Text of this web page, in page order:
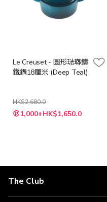
Le Creuset - 圓形琺瑯鑄
鐵鍋18厘米 (Deep Teal)
HK$2,680.0
特
殊 1,000+HK$1,650.0
The Club
關於 The Club